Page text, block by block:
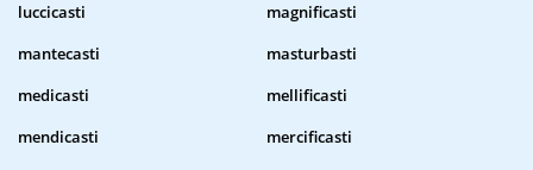
luccicasti
magnificasti
mantecasti
masturbasti
medicasti
mellificasti
mendicasti
mercificasti